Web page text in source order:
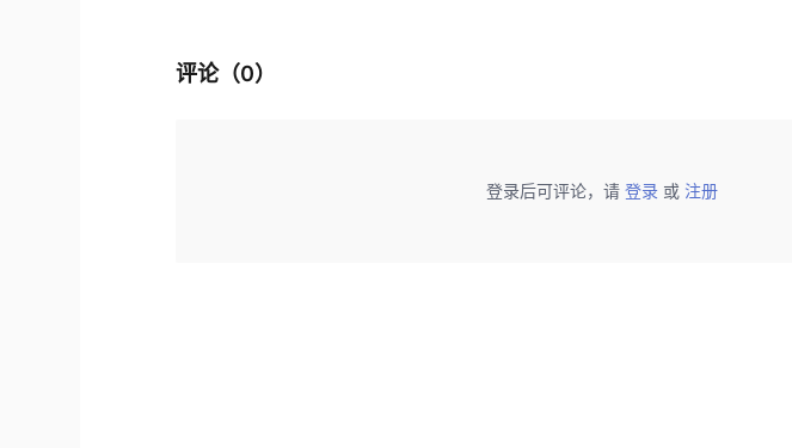
评论（0）
登录后可评论，请 登录 或 注册